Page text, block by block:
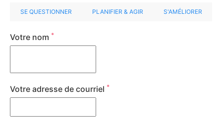
SE QUESTIONNER PLANIFIER & AGIR S'AMÉLIORER
Votre nom *
Votre adresse de courriel *